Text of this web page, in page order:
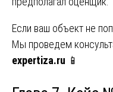
Если ваш объект не
Мы проведем
expertiza.ru 📱